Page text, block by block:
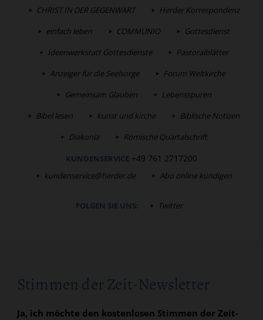
CHRIST IN DER GEGENWART
Herder Korrespondenz
einfach leben
COMMUNIO
Gottesdienst
Ideenwerkstatt Gottesdienste
Pastoralblätter
Anzeiger für die Seelsorge
Forum Weltkirche
Gemeinsam Glauben
Lebensspuren
Bibel lesen
kunst und kirche
Biblische Notizen
Diakonia
Römische Quartalschrift
KUNDENSERVICE +49 761 2717200
kundenservice@herder.de Abo online kündigen
FOLGEN SIE UNS: Twitter
Stimmen der Zeit-Newsletter
Ja, ich möchte den kostenlosen Stimmen der Zeit-